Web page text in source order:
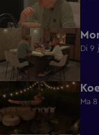
0:29
Di 9
0:38
Ma